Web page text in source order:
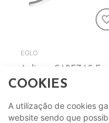
EGLO
Aplique CABEZAS-E -
74043
29,95€ ADICIONAR
COOKIES
A utilização de cookies
website sendo que